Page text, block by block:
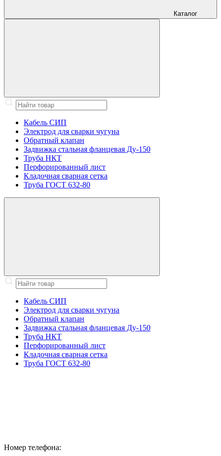
Каталог
Кабель СИП
Электрод для сварки чугуна
Обратный клапан
Задвижка стальная фланцевая Ду-150
Труба НКТ
Перфорированный лист
Кладочная сварная сетка
Труба ГОСТ 632-80
Кабель СИП
Электрод для сварки чугуна
Обратный клапан
Задвижка стальная фланцевая Ду-150
Труба НКТ
Перфорированный лист
Кладочная сварная сетка
Труба ГОСТ 632-80
Номер телефона: